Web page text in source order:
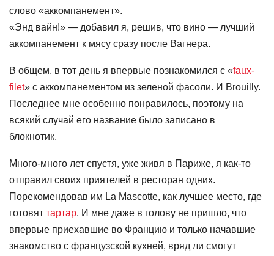
слово «аккомпанемент».
«Энд вайн!» — добавил я, решив, что вино — лучший
аккомпанемент к мясу сразу после Вагнера.
В общем, в тот день я впервые познакомился с «faux-
filet» c аккомпанементом из зеленой фасоли. И Brouilly.
Последнее мне особенно понравилось, поэтому на
всякий случай его название было записано в
блокнотик.
Много-много лет спустя, уже живя в Париже, я как-то
отправил своих приятелей в ресторан одних.
Порекомендовав им La Mascotte, как лучшее место, где
готовят тартар. И мне даже в голову не пришло, что
впервые приехавшие во Францию и только начавшие
знакомство с французской кухней, вряд ли смогут